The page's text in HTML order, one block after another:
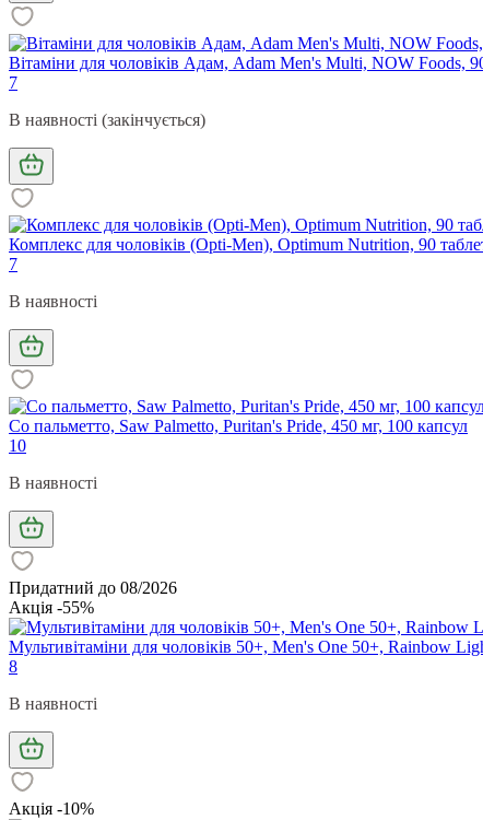
Вітаміни для чоловіків Адам, Adam Men's Multi, NOW Foods,
7
В наявності (закінчується)
Комплекс для чоловіків (Opti-Men), Optimum Nutrition, 90
7
В наявності
Со пальметто, Saw Palmetto, Puritan's Pride, 450 мг, 100 капсул
10
В наявності
Придатний до 08/2026
Акція -55%
Мультивітаміни для чоловіків 50+, Men's One 50+, Rainbow
8
В наявності
Акція -10%